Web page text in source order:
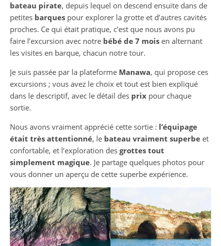
bateau pirate, depuis lequel on descend ensuite dans de
petites barques pour explorer la grotte et d’autres cavités
proches. Ce qui était pratique, c’est que nous avons pu
faire l’excursion avec notre bébé de 7 mois en alternant
les visites en barque, chacun notre tour.
Je suis passée par la plateforme Manawa, qui propose ces
excursions ; vous avez le choix et tout est bien expliqué
dans le descriptif, avec le détail des prix pour chaque
sortie.
Nous avons vraiment apprécié cette sortie : l’équipage
était très attentionné, le bateau vraiment superbe et
confortable, et l’exploration des grottes tout
simplement magique. Je partage quelques photos pour
vous donner un aperçu de cette superbe expérience.